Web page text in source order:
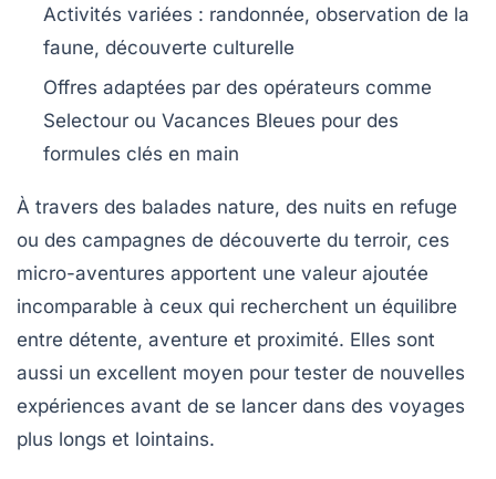
Activités variées : randonnée, observation de la
faune, découverte culturelle
Offres adaptées par des opérateurs comme
Selectour ou Vacances Bleues pour des
formules clés en main
À travers des balades nature, des nuits en refuge
ou des campagnes de découverte du terroir, ces
micro-aventures apportent une valeur ajoutée
incomparable à ceux qui recherchent un équilibre
entre détente, aventure et proximité. Elles sont
aussi un excellent moyen pour tester de nouvelles
expériences avant de se lancer dans des voyages
plus longs et lointains.